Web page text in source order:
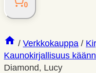
0
/ Verkkokauppa /
Kaunokirjallisuus
Diamond, Lucy